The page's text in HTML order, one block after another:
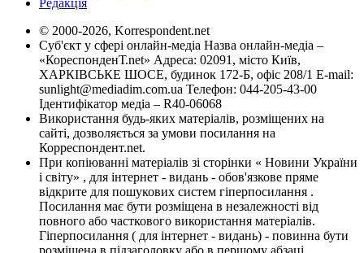
© 2000-2026, Korrespondent.net
Суб'єкт у сфері онлайн-медіа Назва онлайн-медіа –
«КореспонденТ.net» Адреса: 02091, місто Київ,
ХАРКІВСЬКЕ ШОСЕ, будинок 172-Б, офіс 208/1 E-mail:
sunlight@mediadim.com.ua Телефон: 044-205-43-00
Ідентифікатор медіа – R40-06068
Використання будь-яких матеріалів, розміщених на
сайті, дозволяється за умови посилання на
Корреспондент.net.
При копіюванні матеріалів зі сторінки « Новини України
і світу» , для інтернет - видань - обов'язкове пряме
відкрите для пошукових систем гіперпосилання .
Посилання має бути розміщена в незалежності від
повного або часткового використання матеріалів.
Гіперпосилання ( для інтернет - видань) - повинна бути
розміщена в підзаголовку або в першому абзаці